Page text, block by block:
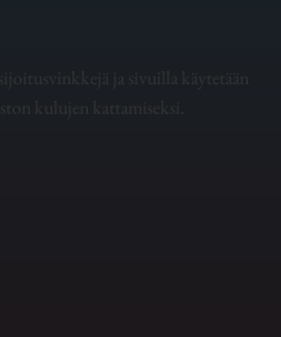
ja sivuilla käytetään
kulujen kattamiseksi.